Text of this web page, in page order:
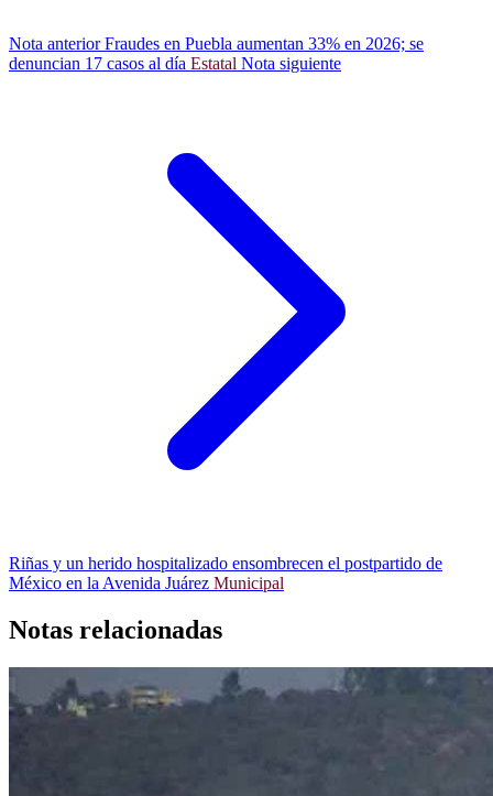
Nota anteriorFraudes en Puebla aumentan 33% en 2026; se
denuncian 17 casos al día Estatal Nota siguiente
Riñas y un herido hospitalizado ensombrecen el postpartido de
México en la Avenida Juárez Municipal
Notas relacionadas